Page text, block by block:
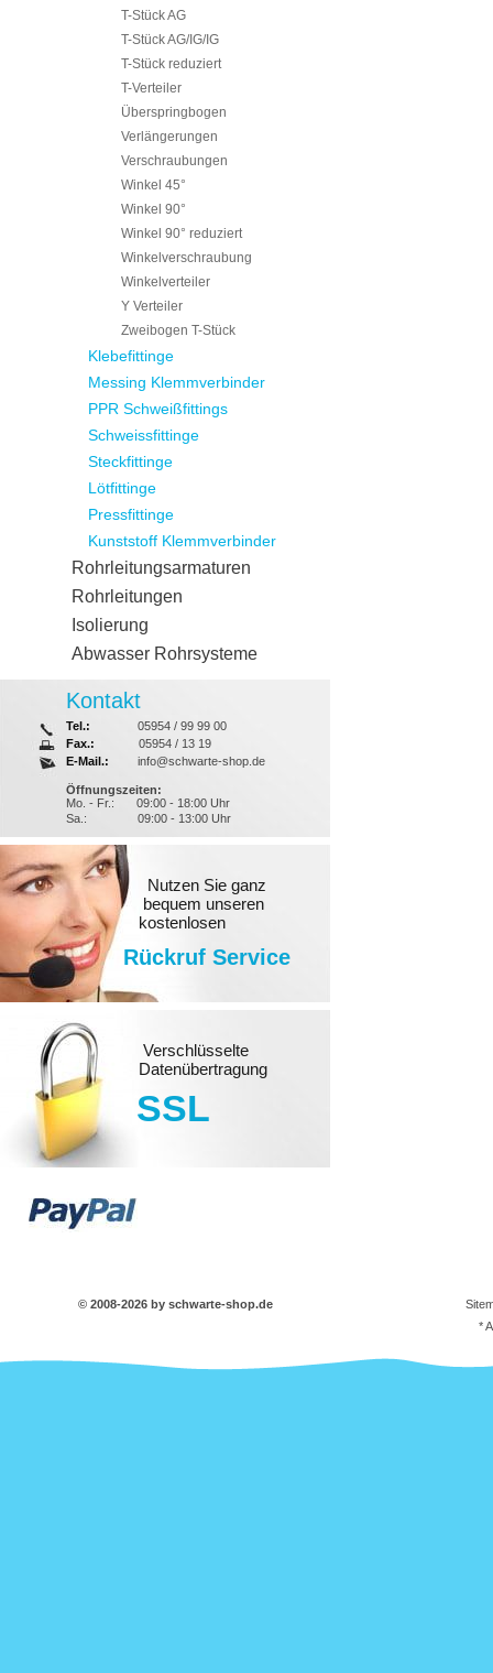
T-Stück AG
T-Stück AG/IG/IG
T-Stück reduziert
T-Verteiler
Überspringbogen
Verlängerungen
Verschraubungen
Winkel 45°
Winkel 90°
Winkel 90° reduziert
Winkelverschraubung
Winkelverteiler
Y Verteiler
Zweibogen T-Stück
Klebefittinge
Messing Klemmverbinder
PPR Schweißfittings
Schweissfittinge
Steckfittinge
Lötfittinge
Pressfittinge
Kunststoff Klemmverbinder
Rohrleitungsarmaturen
Rohrleitungen
Isolierung
Abwasser Rohrsysteme
Kontakt
Tel.:
05954 / 99 99 00
Fax.:
05954 / 13 19
E-Mail.:
info@schwarte-shop.de
Öffnungszeiten:
Mo. - Fr.:
09:00 - 18:00 Uhr
Sa.:
09:00 - 13:00 Uhr
Nutzen Sie ganz
bequem unseren
kostenlosen
Rückruf Service
Verschlüsselte
Datenübertragung
SSL
© 2008-2026 by schwarte-shop.de
*